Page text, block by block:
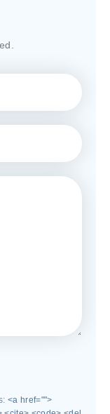
<a href="">